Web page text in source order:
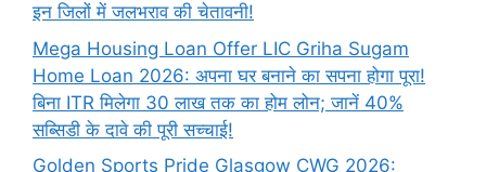
इन जिलों में जलभराव की चेतावनी!
Mega Housing Loan Offer LIC Griha Sugam
Home Loan 2026: अपना घर बनाने का सपना होगा पूरा!
बिना ITR मिलेगा 30 लाख तक का होम लोन; जानें 40%
सब्सिडी के दावे की पूरी सच्चाई!
Golden Sports Pride Glasgow CWG 2026: